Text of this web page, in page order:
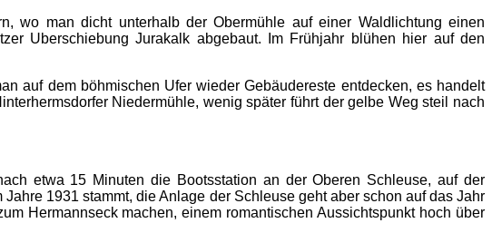
wo man dicht unterhalb der Obermühle auf einer Waldlichtung einen
Uberschiebung Jurakalk abgebaut. Im Frühjahr blühen hier auf den
auf dem böhmischen Ufer wieder Gebäudereste entdecken, es handelt
Niedermühle, wenig später führt der gelbe Weg steil nach
etwa 15 Minuten die Bootsstation an der Oberen Schleuse, auf der
1931 stammt, die Anlage der Schleuse geht aber schon auf das Jahr
Hermannseck machen, einem romantischen Aussichtspunkt hoch über